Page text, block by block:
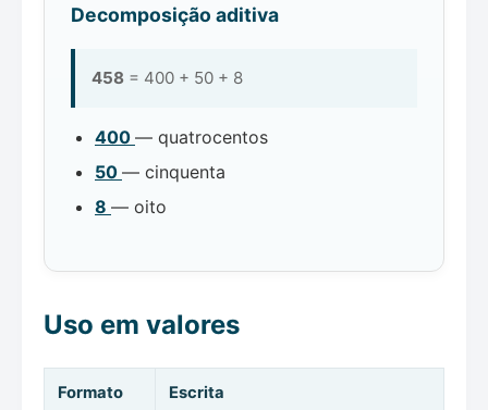
Decomposição aditiva
458 = 400 + 50 + 8
400 — quatrocentos
50 — cinquenta
8 — oito
Uso em valores
Formato Escrita